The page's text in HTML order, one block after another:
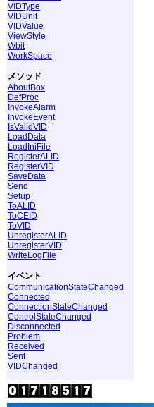
VIDType
VIDUnit
VIDValue
ViewStyle
Wbit
WorkSpace
メソッド
AboutBox
DefProc
InvokeAlarm
InvokeEvent
IsValidVID
LoadData
LoadIniFile
RegisterALID
RegisterVID
SaveData
Send
Setup
ToALID
ToCEID
ToVID
UnregisterALID
UnregisterVID
WriteLogFile
イベント
CommunicationStateChanged
Connected
ConnectionStateChanged
ControlStateChanged
Disconnected
Problem
Received
Sent
VIDChanged